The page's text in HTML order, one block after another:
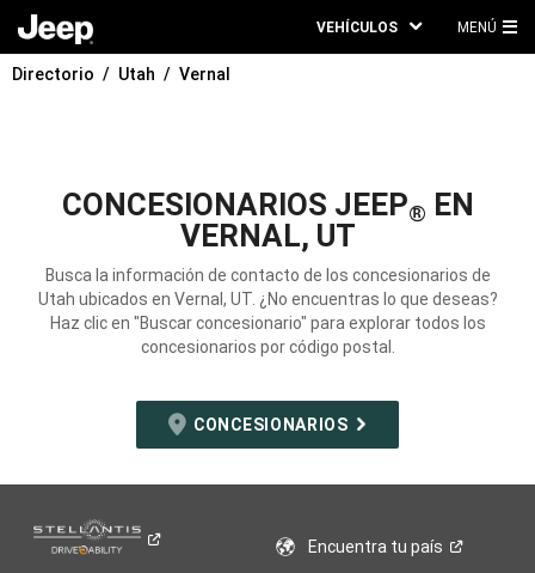
VEHÍCULOS MENÚ
Directorio Utah Vernal
CONCESIONARIOS JEEP® EN
VERNAL, UT
Busca la información de contacto de los concesionarios de
Utah ubicados en Vernal, UT. ¿No encuentras lo que deseas?
Haz clic en "Buscar concesionario" para explorar todos los
concesionarios por código postal.
CONCESIONARIOS
Encuentra tupaís